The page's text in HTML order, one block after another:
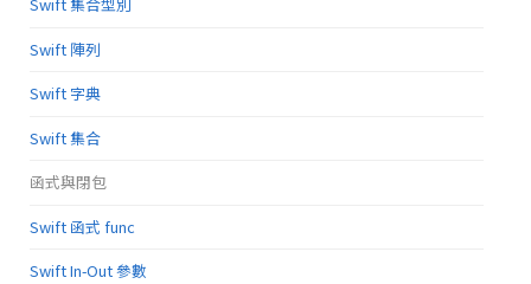
Swift 集合型別
Swift 陣列
Swift 字典
Swift 集合
函式與閉包
Swift 函式 func
Swift In-Out 參數